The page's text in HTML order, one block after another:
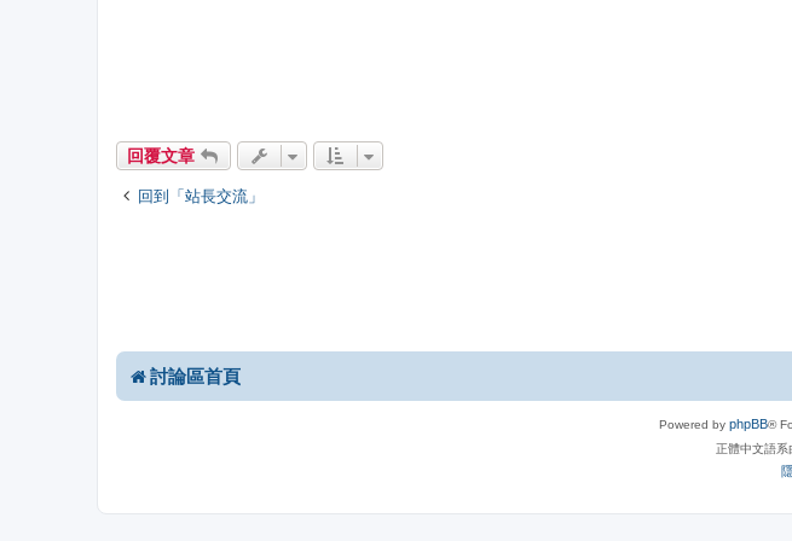
回覆文章
回到「站長交流」
討論區首頁
Powered by phpBB®
正體中文語系